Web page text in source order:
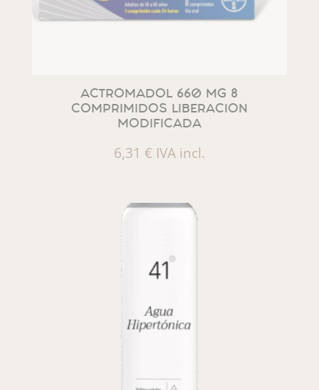
ACTROMADOL 660 MG 8
COMPRIMIDOS LIBERACION
MODIFICADA
6,31 € IVA incl.